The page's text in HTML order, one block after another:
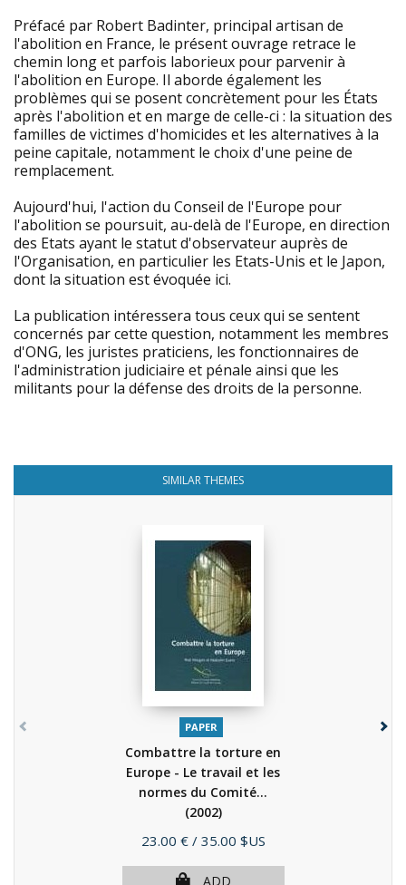
Préfacé par Robert Badinter, principal artisan de
l'abolition en France, le présent ouvrage retrace le
chemin long et parfois laborieux pour parvenir à
l'abolition en Europe. Il aborde également les
problèmes qui se posent concrètement pour les États
après l'abolition et en marge de celle-ci : la situation des
familles de victimes d'homicides et les alternatives à la
peine capitale, notamment le choix d'une peine de
remplacement.
Aujourd'hui, l'action du Conseil de l'Europe pour
l'abolition se poursuit, au-delà de l'Europe, en direction
des Etats ayant le statut d'observateur auprès de
l'Organisation, en particulier les Etats-Unis et le Japon,
dont la situation est évoquée ici.
La publication intéressera tous ceux qui se sentent
concernés par cette question, notamment les membres
d'ONG, les juristes praticiens, les fonctionnaires de
l'administration judiciaire et pénale ainsi que les
militants pour la défense des droits de la personne.
SIMILAR THEMES
PAPER
Combattre la torture en
Europe - Le travail et les
normes du Comité...
(2002)
Price
23.00 € / 35.00 $US
ADD